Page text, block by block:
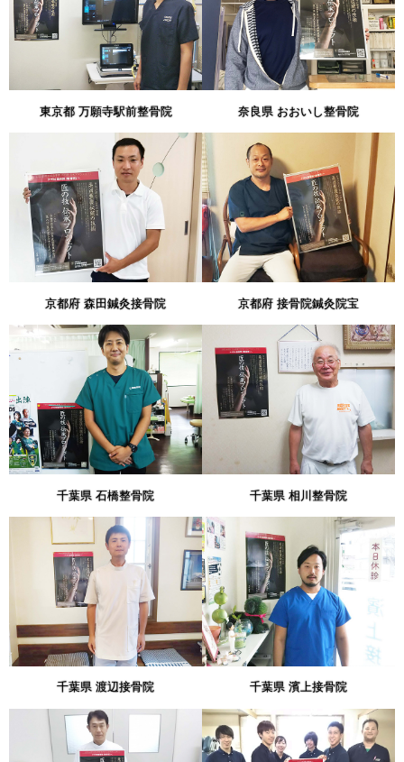
東京都 万願寺駅前整骨院 奈良県 おおいし整骨院
京都府 森田鍼灸接骨院 京都府 接骨院鍼灸院宝
千葉県 石橋整骨院 千葉県 相川整骨院
千葉県 渡辺接骨院 千葉県 濱上接骨院